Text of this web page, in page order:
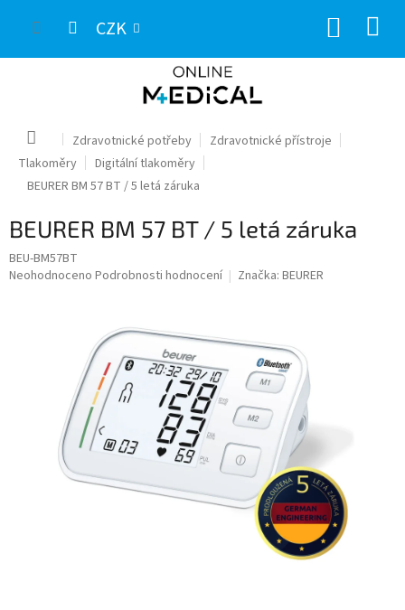
CZK
Domů Zdravotnické potřeby
Zdravotnické přístroje
Tlakoměry
Digitální tlakoměry
BEURER BM 57 BT / 5 letá záruka
BEURER BM 57 BT / 5 letá záruka
BEU-BM57BT
Průměrné
Neohodnoceno Podrobnosti hodnocení Značka: BEURER